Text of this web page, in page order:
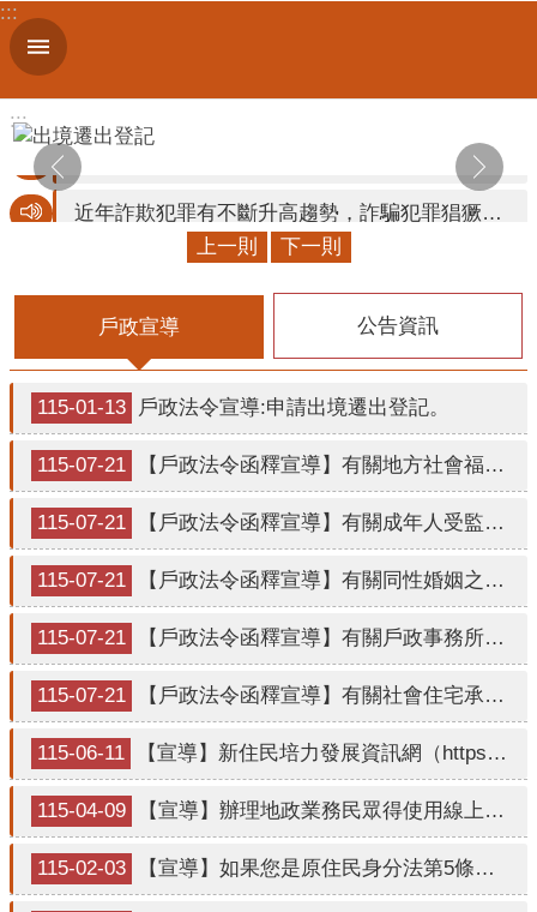
跳到主要內容區塊
進
階
尋
便
民
服
務
人
口
統
計
最
新
消
息
主
題
專
區
:::
:::
近年詐欺犯罪有不斷升高趨勢，詐騙犯罪猖獗，手法日新月異。內政部警政署165全民防騙網（網址：https://165.npa.gov.tw/）及「165全民防騙臉書」除可檢舉詐騙廣告外，亦置有識詐宣導素材、常見詐騙手法話術解析與預防策略、詐騙LINE ID等。
防疫做好做滿 自然人憑證展期續卡線上辦！
上一則 下一則
戶政宣導 公告資訊
115-01-13 ​​​​​​​戶政法令宣導:申請出境遷出登記。
115-07-21 【戶政法令函釋宣導】有關地方社會福利主管機關依民法第1106條第2項規定，於法院另行選定監護（輔助）人確定前，擔任監護（輔助）人時申辦監護（輔助）登記1案。
115-07-21 【戶政法令函釋宣導】有關成年人受監護（輔助）宣告，嗣經法院改定或另行選定監護（輔助）人之生效時點及監護（輔助）登記法定期間1案。
115-07-21 【戶政法令函釋宣導】有關同性婚姻之一方嗣後性別變更，渠等人工生殖子女出生登記疑義1案。
115-07-21 【戶政法令函釋宣導】有關戶政事務所受理經法院判決確定之性別變更登記案件生效日及記事登載內容相關疑義1案。
115-07-21 【戶政法令函釋宣導】有關社會住宅承租人申請遷入登記應備文件疑義1案。
115-06-11 【宣導】新住民培力發展資訊網（https://ifi.immigration.gov.tw/）
115-04-09 【宣導】辦理地政業務民眾得使用線上聲明及各項當事人免親自到場措施，以替代申辦印鑑證明。
115-02-03 【宣導】如果您是原住民身分法第5條第1項第4款規定適用對象，惟姓名尚未取用傳統名字或從具有原住民身分之父或母之姓者，請詳閱本訊息。